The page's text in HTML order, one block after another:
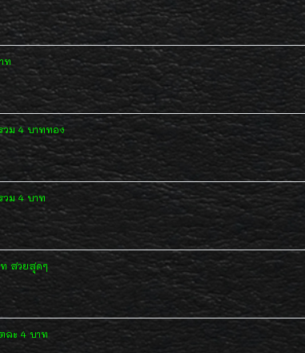
ท
วม 4 บาททอง
ม 4 บาท
สวยสุดๆ
ละ 4 บาท